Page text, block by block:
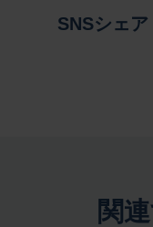
SNSシェア
関